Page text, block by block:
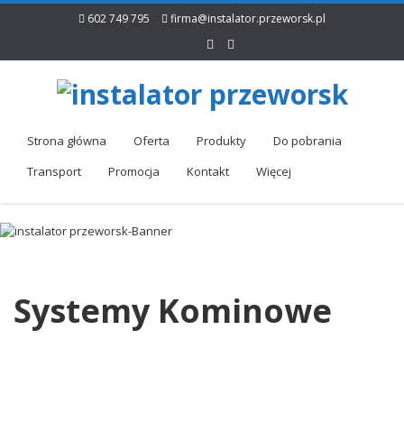
602 749 795 firma@instalator.przeworsk.pl
Strona główna Oferta Produkty
Do pobrania
Transport
Promocja Kontakt Więcej
Systemy Kominowe